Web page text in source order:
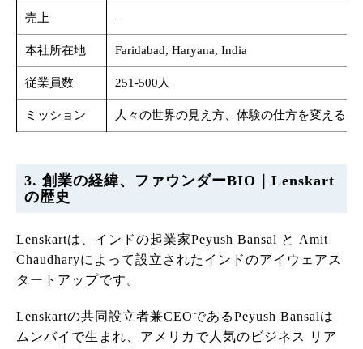
売上 –
本社所在地 Faridabad, Haryana, India
従業員数 251-500人
ミッション 人々の世界の見え方、体験の仕方を変えるこ
3. 創業の経緯、ファウンダーBIO｜Lenskart
の歴史
Lenskartは、インドの起業家Peyush Bansal と Amit
Chaudharyによって設立されたインドのアイウェアス
タートアップです。
Lenskartの共同設立者兼CEOであるPeyush Bansalは
ムンバイで生まれ、アメリカで人気のビジネス リア